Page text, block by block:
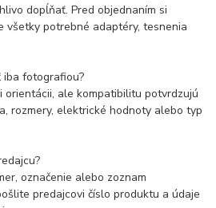
dopĺňať. Pred objednaním si
všetky potrebné adaptéry, tesnenia
iba fotografiou?
orientácii, ale kompatibilitu potvrdzujú
rozmery, elektrické hodnoty alebo typ
označenie alebo zoznam
predajcovi číslo produktu a údaje